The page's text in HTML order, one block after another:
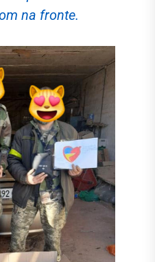
na fronte.